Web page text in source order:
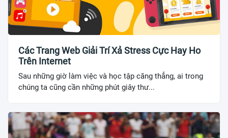
Các Trang Web Giải Trí Xả Stress Cực Hay Ho
Trên Internet
Sau những giờ làm việc và học tập căng thẳng, ai trong
chúng ta cũng cần những phút giây thư...